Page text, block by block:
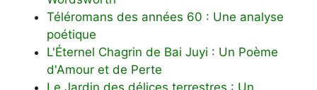
Téléromans des années 60 : Une analyse
poétique
L'Éternel Chagrin de Bai Juyi : Un Poème
d'Amour et de Perte